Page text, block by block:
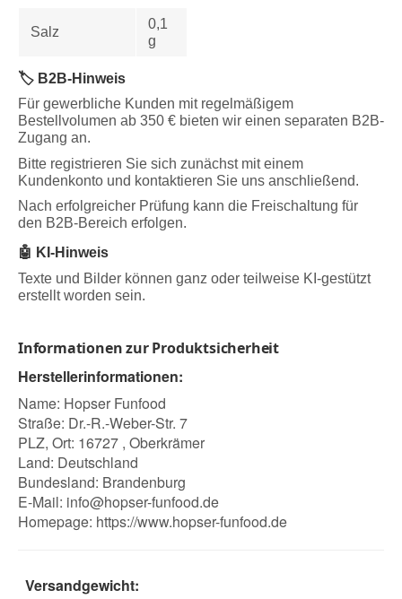
Salz
0,1
g
🏷️ B2B-Hinweis
Für gewerbliche Kunden mit regelmäßigem
Bestellvolumen ab 350 € bieten wir einen separaten B2B-
Zugang an.
Bitte registrieren Sie sich zunächst mit einem
Kundenkonto und kontaktieren Sie uns anschließend.
Nach erfolgreicher Prüfung kann die Freischaltung für
den B2B-Bereich erfolgen.
🤖 KI-Hinweis
Texte und Bilder können ganz oder teilweise KI-gestützt
erstellt worden sein.
Informationen zur Produktsicherheit
Herstellerinformationen:
Name: Hopser Funfood
Straße: Dr.-R.-Weber-Str. 7
PLZ, Ort: 16727 , Oberkrämer
Land: Deutschland
Bundesland: Brandenburg
E-Mail: info@hopser-funfood.de
Homepage: https://www.hopser-funfood.de
Versandgewicht: